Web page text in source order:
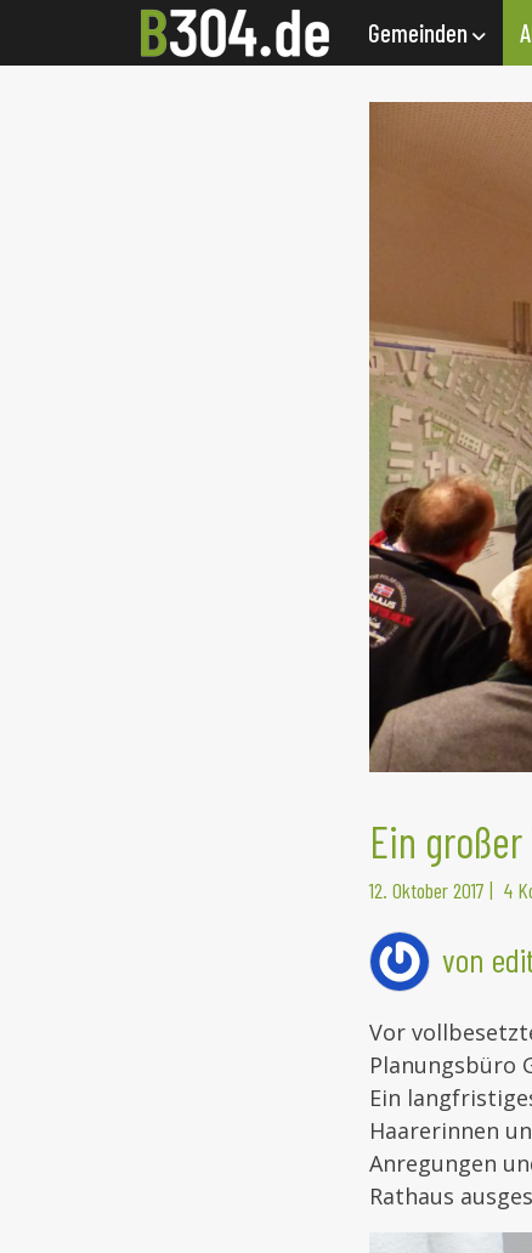
Gemeinden
Ein
12. Oktober 2017 | 4
von
Vor
Planungsbüro
Ein
Haarerinnen
Anregungen
Rathaus